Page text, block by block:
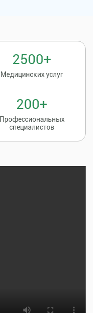
2500+
Медицинских услуг
200+
Профессиональных
специалистов